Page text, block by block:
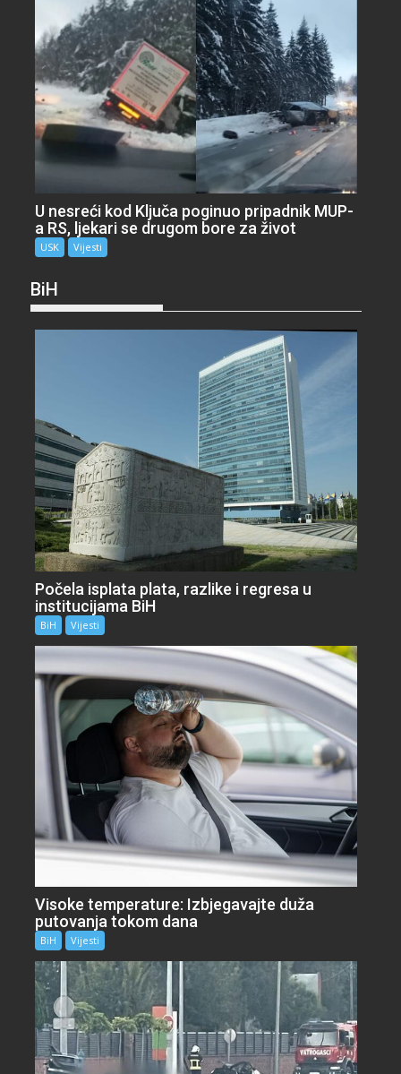
U nesreći kod Ključa poginuo pripadnik MUP-
a RS, ljekari se drugom bore za život
USK Vijesti
BiH
Počela isplata plata, razlike i regresa u
institucijama BiH
BiH Vijesti
Visoke temperature: Izbjegavajte duža
putovanja tokom dana
BiH Vijesti